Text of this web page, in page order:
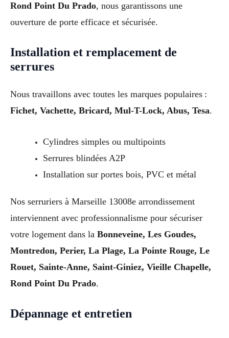
Rond Point Du Prado, nous garantissons une
ouverture de porte efficace et sécurisée.
Installation et remplacement de
serrures
Nous travaillons avec toutes les marques populaires :
Fichet, Vachette, Bricard, Mul-T-Lock, Abus, Tesa.
Cylindres simples ou multipoints
Serrures blindées A2P
Installation sur portes bois, PVC et métal
Nos serruriers à Marseille 13008e arrondissement
interviennent avec professionnalisme pour sécuriser
votre logement dans la Bonneveine, Les Goudes,
Montredon, Perier, La Plage, La Pointe Rouge, Le
Rouet, Sainte-Anne, Saint-Giniez, Vieille Chapelle,
Rond Point Du Prado.
Dépannage et entretien